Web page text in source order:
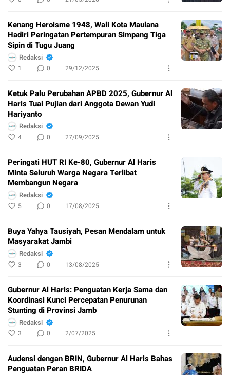
Kenang Heroisme 1948, Wali Kota Maulana
Hadiri Peringatan Pertempuran Simpang Tiga
Sipin di Tugu Juang
Redaksi
1 0 29/12/2025
Ketuk Palu Perubahan APBD 2025, Gubernur Al
Haris Tuai Pujian dari Anggota Dewan Yudi
Hariyanto
Redaksi
4 0 27/09/2025
Peringati HUT RI Ke-80, Gubernur Al Haris
Minta Seluruh Warga Negara Terlibat
Membangun Negara
Redaksi
5 0 17/08/2025
Buya Yahya Tausiyah, Pesan Mendalam untuk
Masyarakat Jambi
Redaksi
3 0 13/08/2025
Gubernur Al Haris: Penguatan Kerja Sama dan
Koordinasi Kunci Percepatan Penurunan
Stunting di Provinsi Jamb
Redaksi
3 0 2/07/2025
Audensi dengan BRIN, Gubernur Al Haris Bahas
Penguatan Peran BRIDA